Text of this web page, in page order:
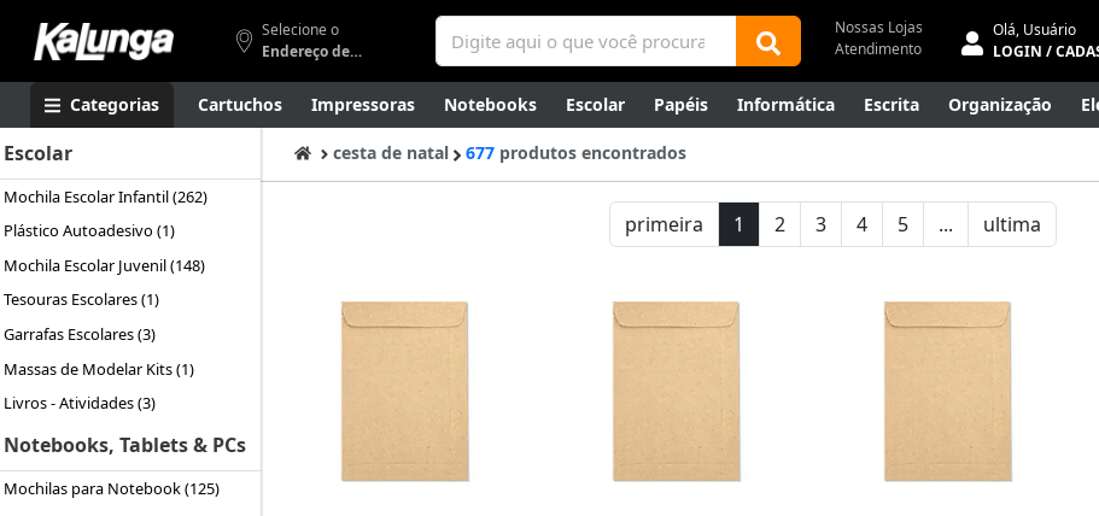
Selecione o
Endereço de entrega
Nossas Lojas
Atendimento
Olá, Usuário
LOGIN /
Categorias Cartuchos Impressoras Notebooks Escolar Papéis Informática Escrita Organização
Apresentação Smartphones Artes Gamers Higiene Mídias Envelopes
Canetas Luxo
Outlet
Escolar
Mochila Escolar Infantil (262)
Plástico Autoadesivo (1)
Mochila Escolar Juvenil (148)
Tesouras Escolares (1)
Garrafas Escolares (3)
Massas de Modelar Kits (1)
Livros - Atividades (3)
Notebooks, Tablets & PCs
Mochilas para Notebook (125)
cesta de natal 677 produtos encontrados
primeira 1 2 3 4 5 ... ultima